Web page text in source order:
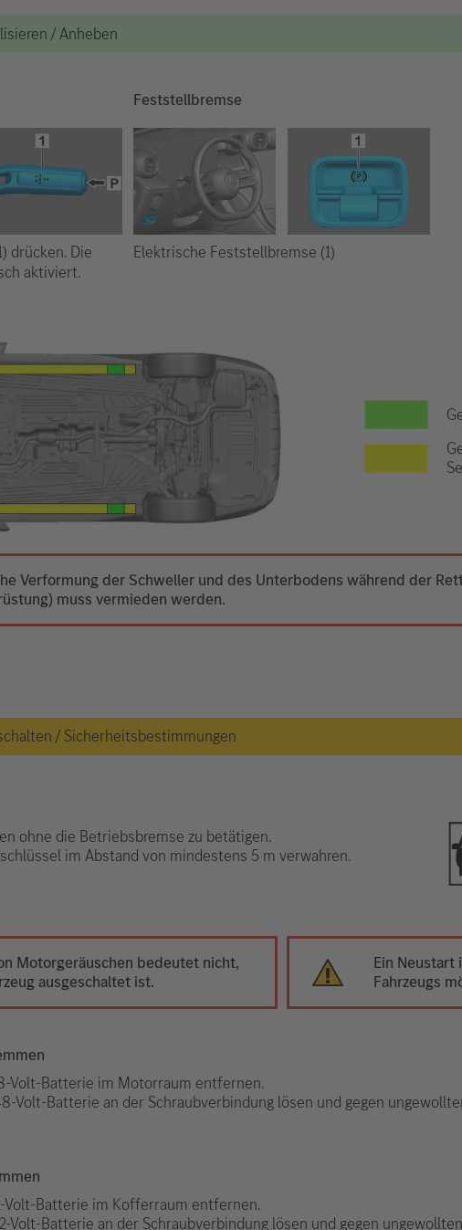
/ Anheben
drücken. Die
aktiviert.
Feststellbremse
Elektrische Feststellbremse (1)
Verformung der Schweller und des Unterbodens während der
muss vermieden werden.
/ Sicherheitsbestimmungen
ohne die Betriebsbremse zu betätigen.
im Abstand von mindestens 5 m verwahren.
Motorgeräuschen bedeutet nicht,
ausgeschaltet ist.
Ein
Fahrzeugs
Volt-Batterie im Motorraum entfernen.
Volt-Batterie an der Schraubverbindung lösen und gegen
Volt-Batterie im Kofferraum entfernen.
Volt-Batterie an der Schraubverbindung lösen und gegen